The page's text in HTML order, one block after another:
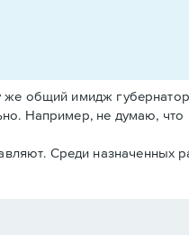
же общий имидж
Например, не думаю, что
Среди назначенных